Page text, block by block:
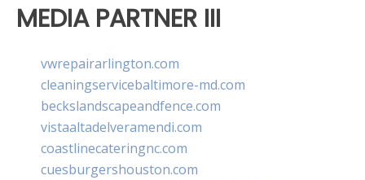
MEDIA PARTNER III
vwrepairarlington.com
cleaningservicebaltimore-md.com
beckslandscapeandfence.com
vistaaltadelveramendi.com
coastlinecateringnc.com
cuesburgershouston.com